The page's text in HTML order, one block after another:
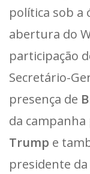
política sob a
abertura do
participação
Secretário-
presença de
da
Trump e
presidente